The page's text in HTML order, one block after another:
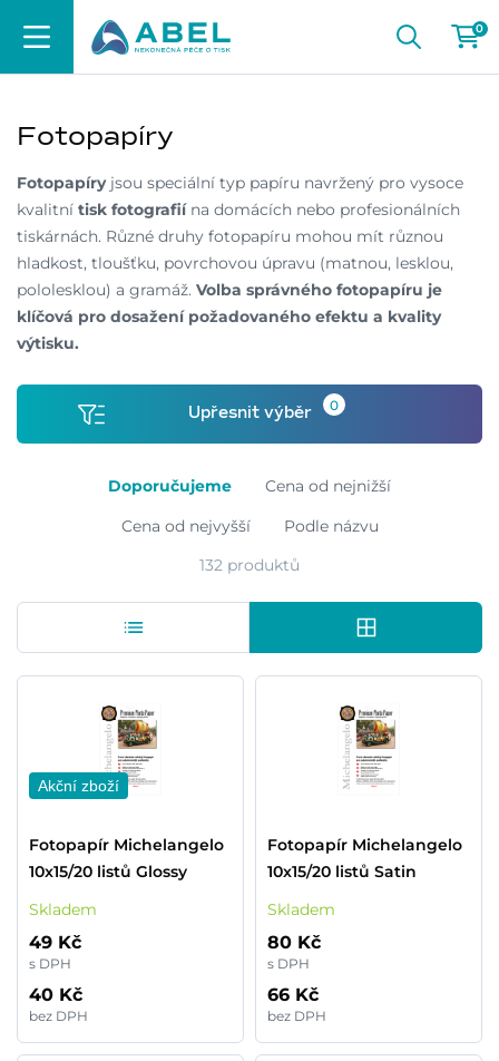
0
Fotopapíry
Fotopapíryjsou speciální typ papíru navržený pro vysoce
kvalitní tisk fotografiína domácích nebo profesionálních
tiskárnách. Různé druhy fotopapíru mohou mít různou
hladkost, tloušťku, povrchovou úpravu (matnou, lesklou,
pololesklou) a gramáž. Volba správného fotopapíru je
klíčová pro dosažení požadovaného efektu a kvality
výtisku.
Upřesnit výběr 0
Doporučujeme
Cena od nejnižší
Cena od nejvyšší
Podle názvu
132 produktů
Akční zboží
Fotopapír Michelangelo
10x15/20 listů Glossy
Skladem
49 Kč
s DPH
40 Kč
bez DPH
Fotopapír Michelangelo
10x15/20 listů Satin
Skladem
80 Kč
s DPH
66 Kč
bez DPH